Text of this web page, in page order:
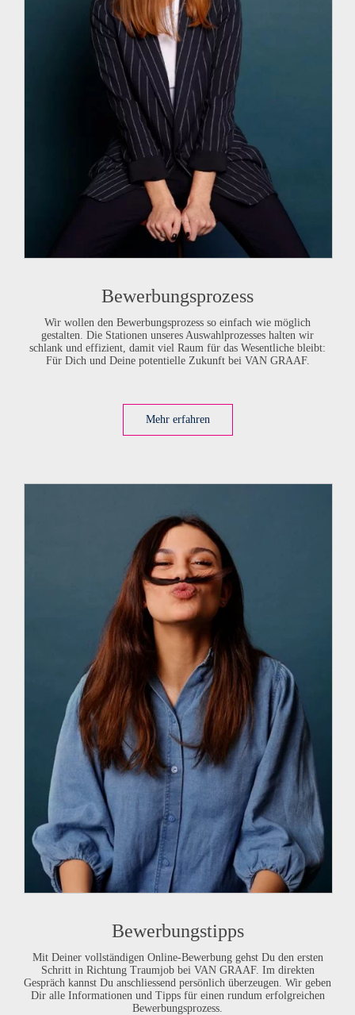
Bewerbungsprozess
Wir wollen den Bewerbungsprozess so einfach wie möglich
gestalten. Die Stationen unseres Auswahlprozesses halten wir
schlank und effizient, damit viel Raum für das Wesentliche bleibt:
Für Dich und Deine potentielle Zukunft bei VAN GRAAF.
Mehr erfahren
Bewerbungstipps
Mit Deiner vollständigen Online-Bewerbung gehst Du den ersten
Schritt in Richtung Traumjob bei VAN GRAAF. Im direkten
Gespräch kannst Du anschliessend persönlich überzeugen. Wir geben
Dir alle Informationen und Tipps für einen rundum erfolgreichen
Bewerbungsprozess.